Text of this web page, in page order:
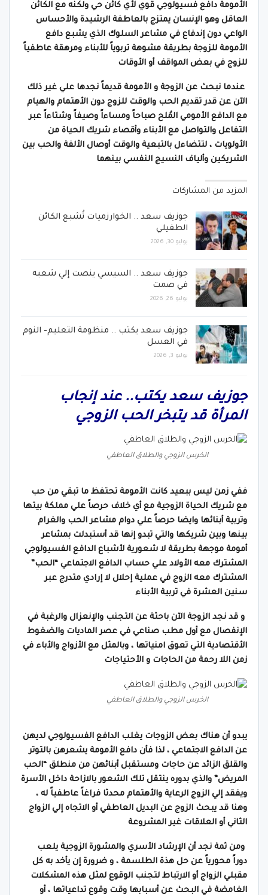
الأمومة دافع فسيولوجي قوي لأي كائن حي ولكنه مع الكائن
العاقل وهو الإنسان يمتزج بالعاطفة الرشيدة والأحساس
الواعي دون إندفاع في مشاعر السلوك الذي يشبع دافع
الأمومة للزوجة بطريقة مشوهة تربوياً للأبناء ومرهقة عاطفياً
للزوج في بعض المواقف أو الأوقات
عندما نبحث عن الزوجة و الأمومة قديماً نجدها علي غير ذلك
الآن عن قدر تقديم الحب والوقت للزوج دون الأهتمام والهيام
مع الدافع الأمومي المُلح صباحاً ومساءاً وصيفاً وشتاءاً عبر
التفاعل والتواصل مع الأبناء وأقصاء شريك الحياة من
الأولويات ، لتتضاءل بالتبعية والوقت أوصال الألفة والحب بين
الشريكين وألياف النسيج النفسي بينهما
المزيد من المشاركات
جوزيف سعد .. الخوارزميات تُشبع الكائن
الطفيلي
يوليو 30, 2026
جوزيف سعد .. السيسي ينصت إلي شعبه
في صمت
يوليو 26, 2026
جوزيف سعد يكتب .. منظومة التعليم- النوم
في العسل
يوليو 3, 2026
جوزيف سعد يكتب.. عند إنجاب
المرأة قد يتبخر الحب الزوجي
الخرس الزوجي والطلاق العاطفي
ففي زمن ليس ببعيد كانت الأمومة تحتفظ ما تبقي من حب
مع شريك الحياة الزوجية مع أي خلاف حرصاً علي مملكة بيتها
وتربية أبنائها وايضا حرصاً علي دوام مشاعر الحب والغرام
بينها وبين شريكها والتي تبدو إنها قد أستبدلت بمشاعر
أمومة موجهة بطريقة لا شعورية لأشباع الدافع الفسيولوجي
المشترك معه الأولاد علي حساب الدافع الاجتماعي “الحب”
المشترك معه الزوج في عملية إحلال لا إرادي متدرج عبر
سنين العشرة في تربية الأبناء
و قد نجد الزوجة الآن باحثة عن التجنب والإنعزال والرغبة في
الإنفصال مع أول مطب صناعي في عصر الماديات والضغوط
الأقتصادية التي تعوق امنياتها ، وبالمثل مع الأزواج والأباء في
زمن اللا رحمة من الحاجات و الأحتياجات
الخرس الزوجي والطلاق العاطفي
يبدو أن هناك بعض الزوجات يغلب الدافع الفسيولوجي لديهن
عن الدافع الاجتماعي ، لذا فأن دافع الأمومة يشعرهن بالتوتر
والقلق الزائد عن حاجات ومستقبل أبنائهن من منطلق “الحب
المريض” والذي بدوره ينتقل تلك الشعور بالازاحة داخل الأسرة
ويفقد إلي الزوج الرعاية والأهتمام محدثا فراغاً عاطفياً له ،
وهنا قد يبحث الزوج عن البديل العاطفي أو الاتجاه إلي الزواج
الثاني أو العلاقات غير المشروعة
ومن ثمة نجد أن الإرشاد الأسري والمشورة الزوجية يلعب
دوراً محورياً عن حل هذة الطلسمة ، و ضرورة إن يأخد به كل
مقبلي الزواج أو الارتباط لتجنب الوقوع لمثل هذه المشكلات
الغامضة في البحث عن أسبابها وقت وقوع تداعياتها ، أو